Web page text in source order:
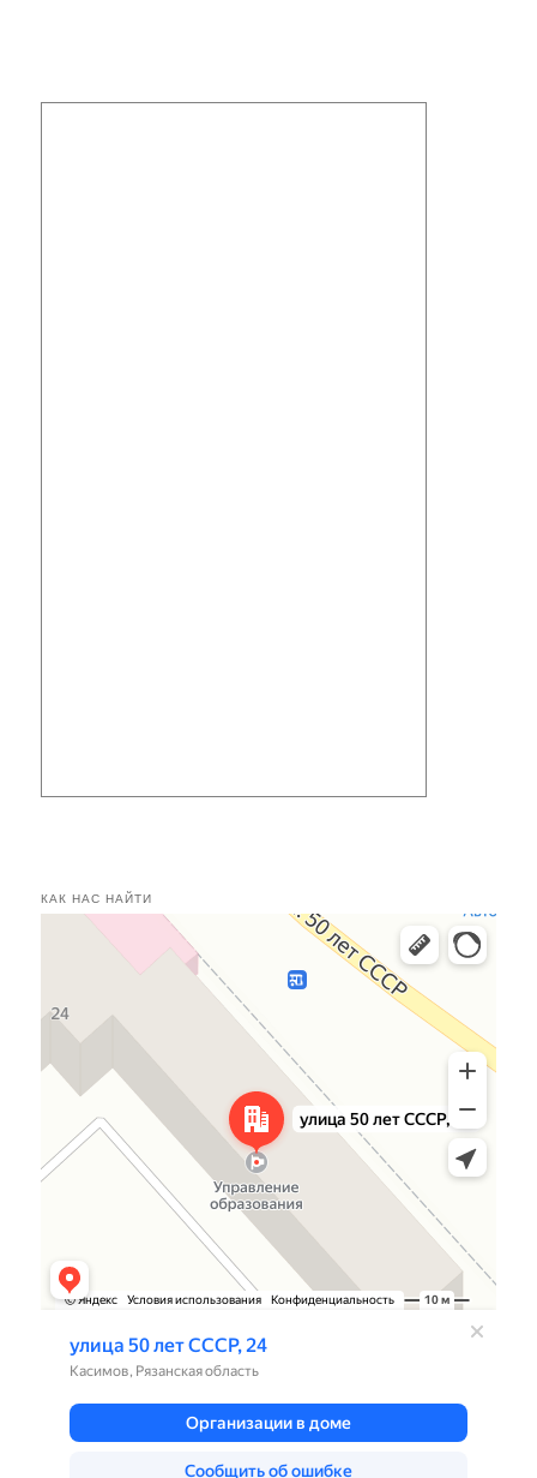
КАК НАС НАЙТИ
Улица 50 лет СССР, 24 — Яндекс.Карты